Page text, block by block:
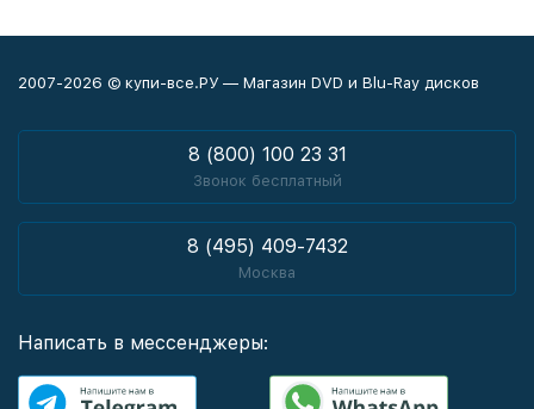
2007-2026 © купи-все.РУ — Магазин DVD и Blu-Ray дисков
8 (800) 100 23 31
Звонок бесплатный
8 (495) 409-7432
Москва
Написать в мессенджеры: